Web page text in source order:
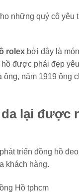
những quý cô yêu
rolex bởi đây là
được phái đẹp
năm 1919 ông
lại được
triển đồng hồ
khách hàng.